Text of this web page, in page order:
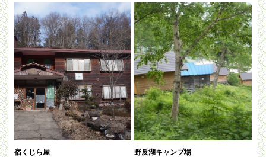
宿くじら屋 野反湖キャンプ場